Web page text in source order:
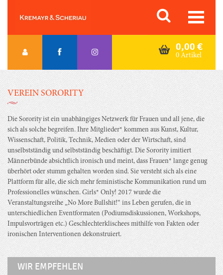
content
Orac K&S
0,00 €
0 Artikel
VEREIN SORORITY
Die Sorority ist ein unabhängiges Netzwerk für Frauen und all jene, die
sich als solche begreifen. Ihre Mitglieder* kommen aus Kunst, Kultur,
Wissenschaft, Politik, Technik, Medien oder der Wirtschaft, sind
unselbstständig und selbstständig beschäftigt. Die Sorority imitiert
Männerbünde absichtlich ironisch und meint, dass Frauen* lange genug
überhört oder stumm gehalten worden sind. Sie versteht sich als eine
Plattform für alle, die sich mehr feministische Kommunikation rund um
Professionelles wünschen. Girls* Only! 2017 wurde die
Veranstaltungsreihe „No More Bullshit!“ ins Leben gerufen, die in
unterschiedlichen Eventformaten (Podiumsdiskussionen, Workshops,
Impulsvorträgen etc.) Geschlechterklischees mithilfe von Fakten oder
ironischen Interventionen dekonstruiert.
WIR EMPFEHLEN